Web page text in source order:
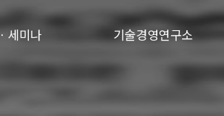
세미나 기술경영연구소